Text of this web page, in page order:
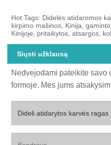
Hot Tags: Didelės atidaromos
kirpimo mašinos, Kinija,
Kinijoje, pritaikytos, atsargos,
Siųsti užklausą
Nedvejodami pateikite
formoje. Mes jums